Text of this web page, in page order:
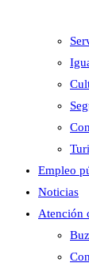
Empleo
Noticias
Atención